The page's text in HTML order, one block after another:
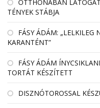
OTTHONÁBAN
TÉNYEK STÁBJA
FÁSY ÁDÁM: „LELKILEG
KARANTÉNT”
FÁSY ÁDÁM
TORTÁT KÉSZÍTETT
DISZNÓTOROSSAL